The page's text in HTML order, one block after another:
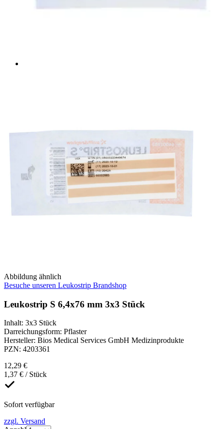
Abbildung ähnlich
Besuche unseren Leukostrip Brandshop
Leukostrip S 6,4x76 mm 3x3 Stück
Inhalt: 3x3 Stück
Darreichungsform: Pflaster
Hersteller: Bios Medical Services GmbH Medizinprodukte
PZN: 4203361
12,29 €
1,37 € / Stück
Sofort verfügbar
zzgl. Versand